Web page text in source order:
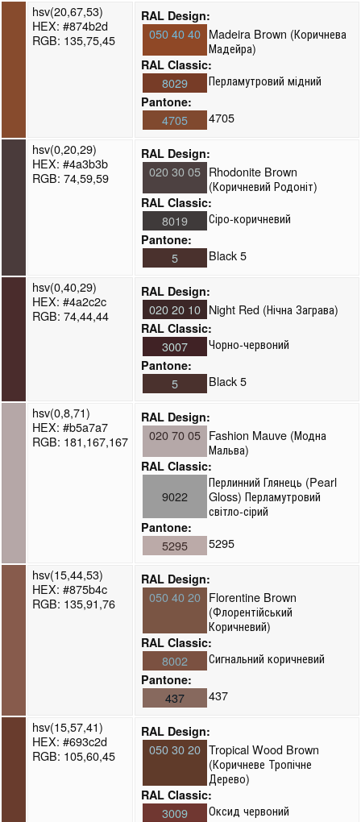
hsv(20,67,53)
HEX: #874b2d
RGB: 135,75,45
RAL Design:
050 40 40 Madeira Brown (Коричнева
Мадейра)
RAL Classic:
8029 Перламутровий мідний
Pantone:
4705
4705
hsv(0,20,29)
HEX: #4a3b3b
RGB: 74,59,59
RAL Design:
020 30 05 Rhodonite Brown
(Коричневий Родоніт)
RAL Classic:
8019 Сіро-коричневий
Pantone:
5
Black 5
hsv(0,40,29)
HEX: #4a2c2c
RGB: 74,44,44
RAL Design:
020 20 10 Night Red (Нічна Заграва)
RAL Classic:
3007 Чорно-червоний
Pantone:
5
Black 5
hsv(0,8,71)
HEX: #b5a7a7
RGB: 181,167,167
RAL Design:
020 70 05 Fashion Mauve (Модна
Мальва)
RAL Classic:
9022
Перлинний Глянець (Pearl
Gloss) Перламутровий
світло-сірий
Pantone:
5295
5295
hsv(15,44,53)
HEX: #875b4c
RGB: 135,91,76
RAL Design:
050 40 20 Florentine Brown
(Флорентійський
Коричневий)
RAL Classic:
8002 Сигнальний коричневий
Pantone:
437
437
hsv(15,57,41)
HEX: #693c2d
RGB: 105,60,45
RAL Design:
050 30 20 Tropical Wood Brown
(Коричневе Тропічне
Дерево)
RAL Classic:
3009 Оксид червоний